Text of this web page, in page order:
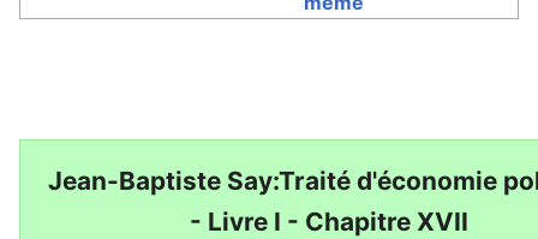
Jean-Baptiste Say:Traité d'économie
- Livre I - Chapitre XVII